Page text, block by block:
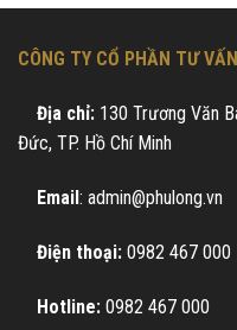
CÔNG TY CỔ PHẦN TƯ
Địa chỉ: 130 Trương Văn
Đức, TP. Hồ Chí Minh
Email: admin@phulong.vn
Điện thoại: 0982 467 000
Hotline: 0982 467 000